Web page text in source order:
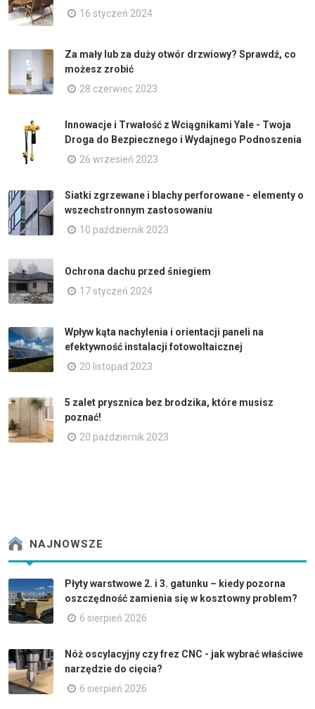
16 styczeń 2024
Za mały lub za duży otwór drzwiowy? Sprawdź, co
możesz zrobić
28 czerwiec 2023
Innowacje i Trwałość z Wciągnikami Yale - Twoja
Droga do Bezpiecznego i Wydajnego Podnoszenia
26 wrzesień 2023
Siatki zgrzewane i blachy perforowane - elementy o
wszechstronnym zastosowaniu
10 październik 2023
Ochrona dachu przed śniegiem
17 styczeń 2024
Wpływ kąta nachylenia i orientacji paneli na
efektywność instalacji fotowoltaicznej
20 listopad 2023
5 zalet prysznica bez brodzika, które musisz
poznać!
20 październik 2023
NAJNOWSZE
Płyty warstwowe 2. i 3. gatunku – kiedy pozorna
oszczędność zamienia się w kosztowny problem?
6 sierpień 2026
Nóż oscylacyjny czy frez CNC - jak wybrać właściwe
narzędzie do cięcia?
6 sierpień 2026